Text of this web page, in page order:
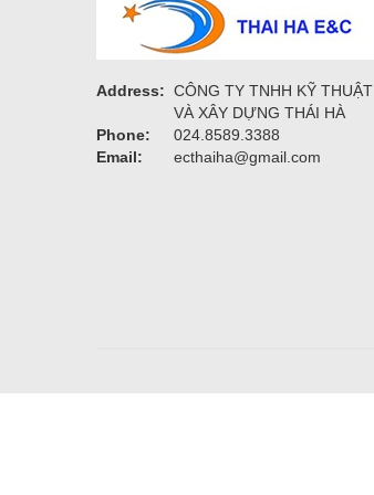
Address: CÔNG TY TNHH KỸ THUẬT
VÀ XÂY DỰNG THÁI HÀ
Phone:
024.8589.3388
Email:
ecthaiha@gmail.com